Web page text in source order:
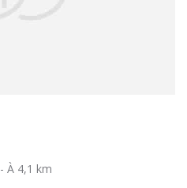
- À 4,1 km